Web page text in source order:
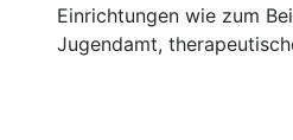
Einrichtungen wie zum
Jugendamt,